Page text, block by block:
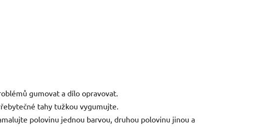
gumovat a dílo opravovat.
tahy tužkou vygumujte.
polovinu jednou barvou, druhou polovinu jinou a